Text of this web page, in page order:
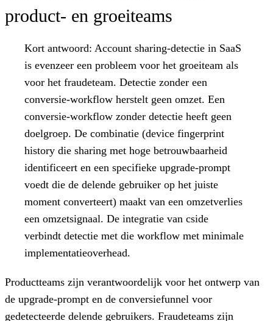
product- en groeiteams
Kort antwoord: Account sharing-detectie in SaaS
is evenzeer een probleem voor het groeiteam als
voor het fraudeteam. Detectie zonder een
conversie-workflow herstelt geen omzet. Een
conversie-workflow zonder detectie heeft geen
doelgroep. De combinatie (device fingerprint
history die sharing met hoge betrouwbaarheid
identificeert en een specifieke upgrade-prompt
voedt die de delende gebruiker op het juiste
moment converteert) maakt van een omzetverlies
een omzetsignaal. De integratie van cside
verbindt detectie met die workflow met minimale
implementatieoverhead.
Productteams zijn verantwoordelijk voor het ontwerp van
de upgrade-prompt en de conversiefunnel voor
gedetecteerde delende gebruikers. Fraudeteams zijn